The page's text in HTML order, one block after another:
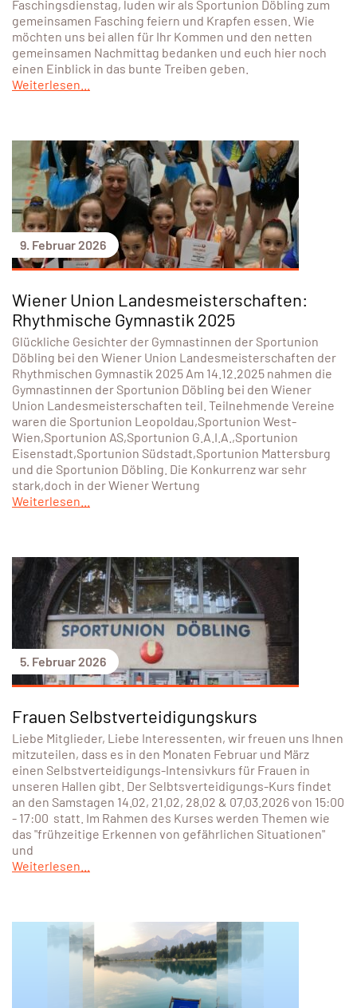
Faschingsdienstag, luden wir als Sportunion Döbling zum
gemeinsamen Fasching feiern und Krapfen essen. Wie
möchten uns bei allen für Ihr Kommen und den netten
gemeinsamen Nachmittag bedanken und euch hier noch
einen Einblick in das bunte Treiben geben.
Weiterlesen...
9. Februar 2026
Wiener Union Landesmeisterschaften:
Rhythmische Gymnastik 2025
Glückliche Gesichter der Gymnastinnen der Sportunion
Döbling bei den Wiener Union Landesmeisterschaften der
Rhythmischen Gymnastik 2025 Am 14.12.2025 nahmen die
Gymnastinnen der Sportunion Döbling bei den Wiener
Union Landesmeisterschaften teil. Teilnehmende Vereine
waren die Sportunion Leopoldau,Sportunion West-
Wien,Sportunion AS,Sportunion G.A.I.A.,Sportunion
Eisenstadt,Sportunion Südstadt,Sportunion Mattersburg
und die Sportunion Döbling. Die Konkurrenz war sehr
stark,doch in der Wiener Wertung
Weiterlesen...
5. Februar 2026
Frauen Selbstverteidigungskurs
Liebe Mitglieder, Liebe Interessenten, wir freuen uns Ihnen
mitzuteilen, dass es in den Monaten Februar und März
einen Selbstverteidigungs-Intensivkurs für Frauen in
unseren Hallen gibt. Der Selbtsverteidigungs-Kurs findet
an den Samstagen 14.02, 21.02, 28.02 & 07.03.2026 von 15:00
- 17:00 statt. Im Rahmen des Kurses werden Themen wie
das "frühzeitige Erkennen von gefährlichen Situationen"
und
Weiterlesen...